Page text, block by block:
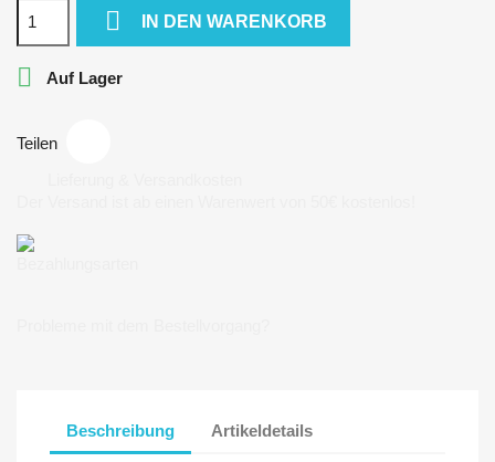
 IN DEN WARENKORB
 Auf Lager
Teilen
Beschreibung Artikeldetails